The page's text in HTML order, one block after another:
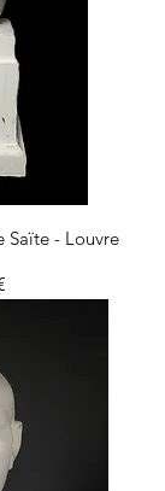
Saïte - Louvre